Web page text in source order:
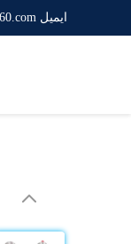
ایمیل inquiry@ceno360.com